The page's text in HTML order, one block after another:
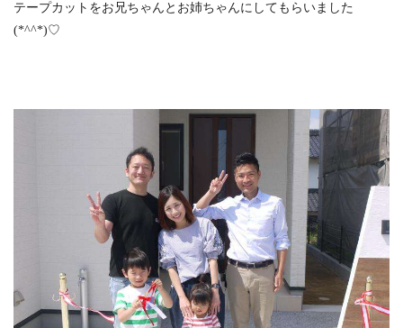
テープカットをお兄ちゃんとお姉ちゃんにしてもらいました
(*^^*)♡